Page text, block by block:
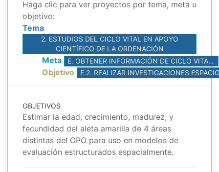
Haga clic para ver proyectos por tema, meta u
objetivo:
Tema
2. ESTUDIOS DEL CICLO VITAL EN APOYO
CIENTÍFICO DE LA ORDENACIÓN
Meta E. OBTENER INFORMACIÓN DE CICLO VITAL Y ESTRUCTURA DE POBLACIONES PARA EVALUACIONES ESTRUCTURADAS ESPACIALMENTE DE LOS ATUNES TROPICALES
Objetivo
OBJETIVOS
Estimar la edad, crecimiento, madurez, y
fecundidad del aleta amarilla de 4 áreas
distintas del OPO para uso en modelos de
evaluación estructurados espacialmente.